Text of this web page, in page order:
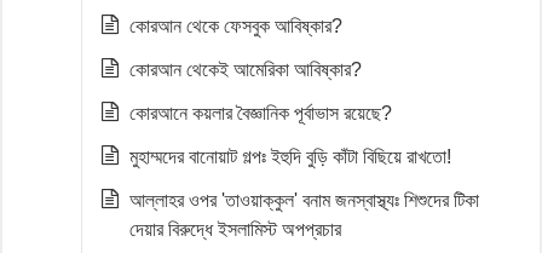
কোরআন থেকে ফেসবুক আবিষ্কার?
কোরআন থেকেই আমেরিকা আবিষ্কার?
কোরআনে কয়লার বৈজ্ঞানিক পূর্বাভাস রয়েছে?
মুহাম্মদের বানোয়াট গল্পঃ ইহুদি বুড়ি কাঁটা বিছিয়ে রাখতো!
আল্লাহর ওপর 'তাওয়াক্কুল' বনাম জনস্বাস্থ্যঃ শিশুদের টিকা
দেয়ার বিরুদ্ধে ইসলামিস্ট অপপ্রচার